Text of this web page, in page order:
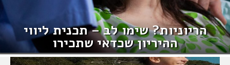
הריוניות? שימו לב – תכנית ליווי
ההיריון שכדאי שתכירו